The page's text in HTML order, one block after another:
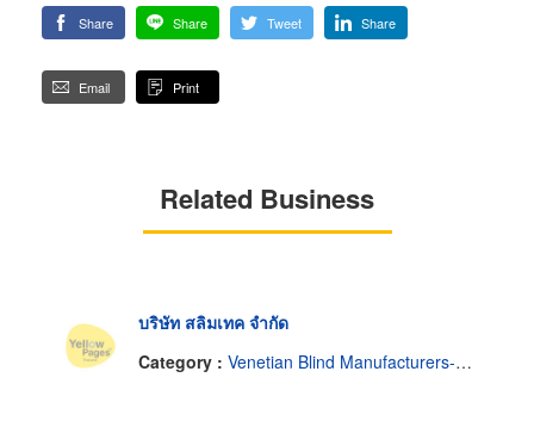
Share Share Tweet Share
Email Print
Related Business
บริษัท สลิมเทค จำกัด
Category : Venetian Blind Manufacturers-Wholesale